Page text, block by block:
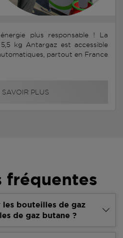
plus responsable ! La
kg Antargaz est accessible
partout en France
SAVOIR PLUS
fréquentes
bouteilles de gaz
de gaz butane ?